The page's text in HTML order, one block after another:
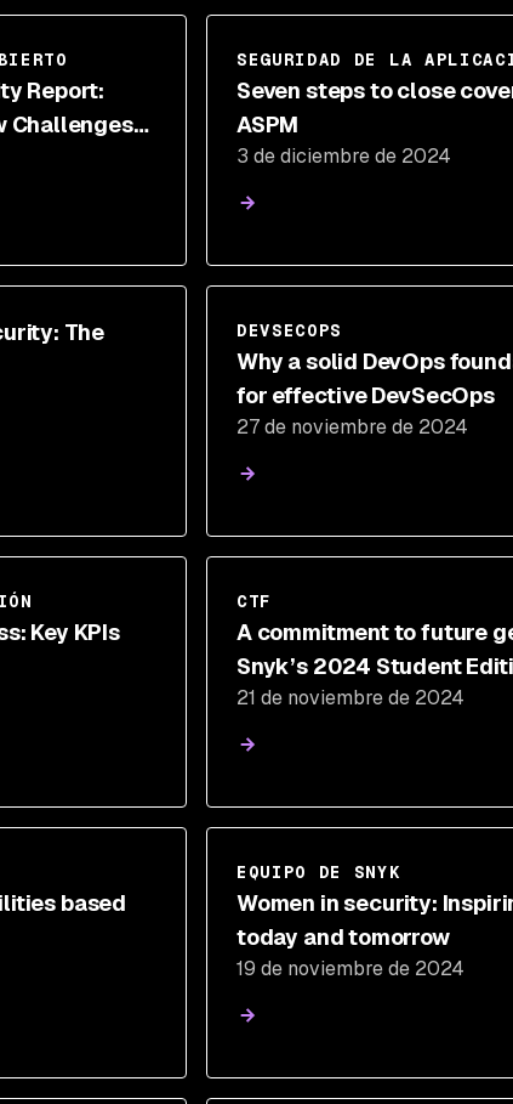
Report:
Challenges
SEGURIDAD DE LA
Seven steps to close
ASPM
3 de diciembre de 2024
The
DEVSECOPS
Why a solid DevOps
for effective DevSecOps
27 de noviembre de 2024
Key KPIs
CTF
A commitment to future
Snyk’s 2024 Student
The Flag Recap
21 de noviembre de 2024
based
EQUIPO DE SNYK
Women in security:
today and tomorrow
19 de noviembre de 2024